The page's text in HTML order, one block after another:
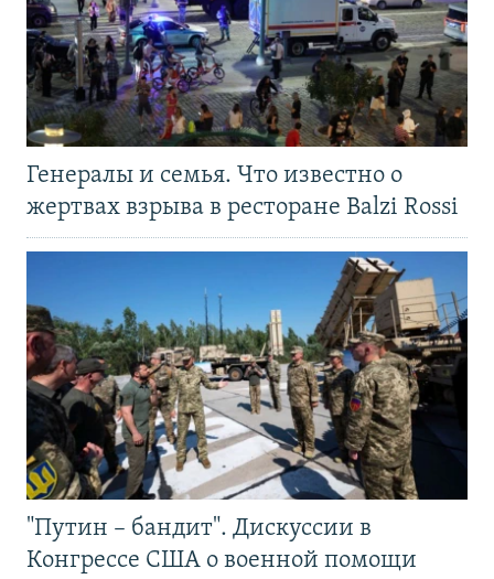
Генералы и семья. Что известно о
жертвах взрыва в ресторане Balzi Rossi
"Путин – бандит". Дискуссии в
Конгрессе США о военной помощи